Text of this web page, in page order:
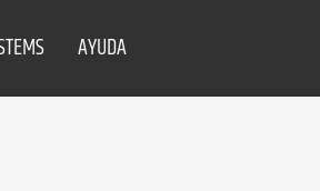
AYUDA